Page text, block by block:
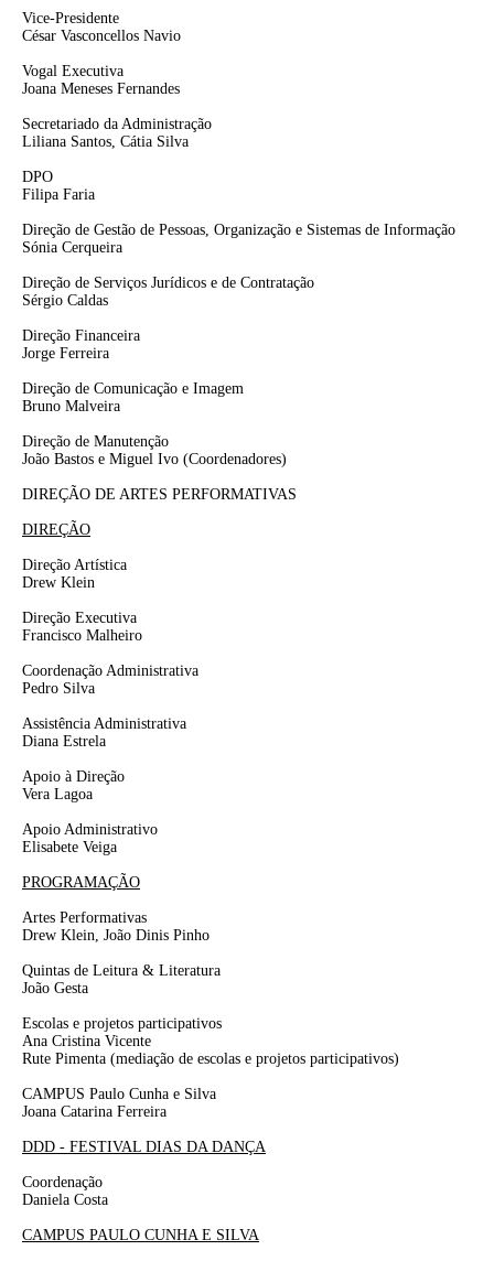
Vice-Presidente
César Vasconcellos Navio
Vogal Executiva
Joana Meneses Fernandes
Secretariado da Administração
Liliana Santos, Cátia Silva
DPO
Filipa Faria
Direção de Gestão de Pessoas, Organização e Sistemas de Informação
Sónia Cerqueira
Direção de Serviços Jurídicos e de Contratação
Sérgio Caldas
Direção Financeira
Jorge Ferreira
Direção de Comunicação e Imagem
Bruno Malveira
Direção de Manutenção
João Bastos e Miguel Ivo (Coordenadores)
DIREÇÃO DE ARTES PERFORMATIVAS
DIREÇÃO
Direção Artística
Drew Klein
Direção Executiva
Francisco Malheiro
Coordenação Administrativa
Pedro Silva
Assistência Administrativa
Diana Estrela
Apoio à Direção
Vera Lagoa
Apoio Administrativo
Elisabete Veiga
PROGRAMAÇÃO
Artes Performativas
Drew Klein, João Dinis Pinho
Quintas de Leitura & Literatura
João Gesta
Escolas e projetos participativos
Ana Cristina Vicente
Rute Pimenta (mediação de escolas e projetos participativos)
CAMPUS Paulo Cunha e Silva
Joana Catarina Ferreira
DDD - FESTIVAL DIAS DA DANÇA
Coordenação
Daniela Costa
CAMPUS PAULO CUNHA E SILVA